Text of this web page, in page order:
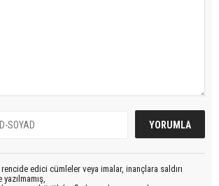
edici cümleler veya imalar, inançlara saldırı